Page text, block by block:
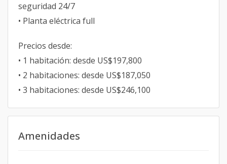
seguridad 24/7
• Planta eléctrica full
Precios desde:
• 1 habitación: desde US$197,800
• 2 habitaciones: desde US$187,050
• 3 habitaciones: desde US$246,100
Amenidades